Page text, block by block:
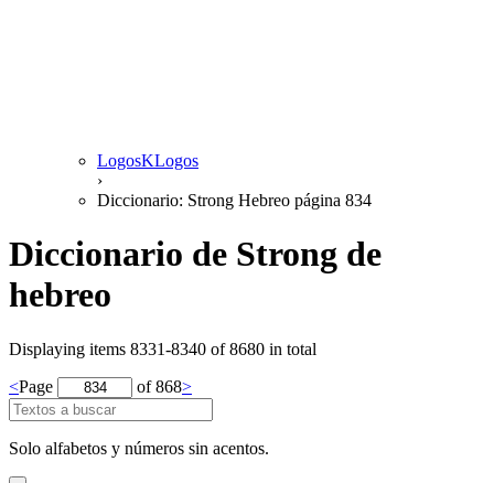
LogosKLogos
›
Diccionario: Strong Hebreo página 834
Diccionario de Strong de
hebreo
Displaying items 8331-8340 of 8680 in total
<Page of 868>
Solo alfabetos y números sin acentos.